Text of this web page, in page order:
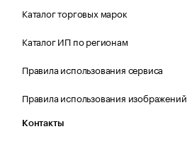
Каталог торговых марок
Каталог ИП по регионам
Правила использования сервиса
Правила использования изображений
Контакты